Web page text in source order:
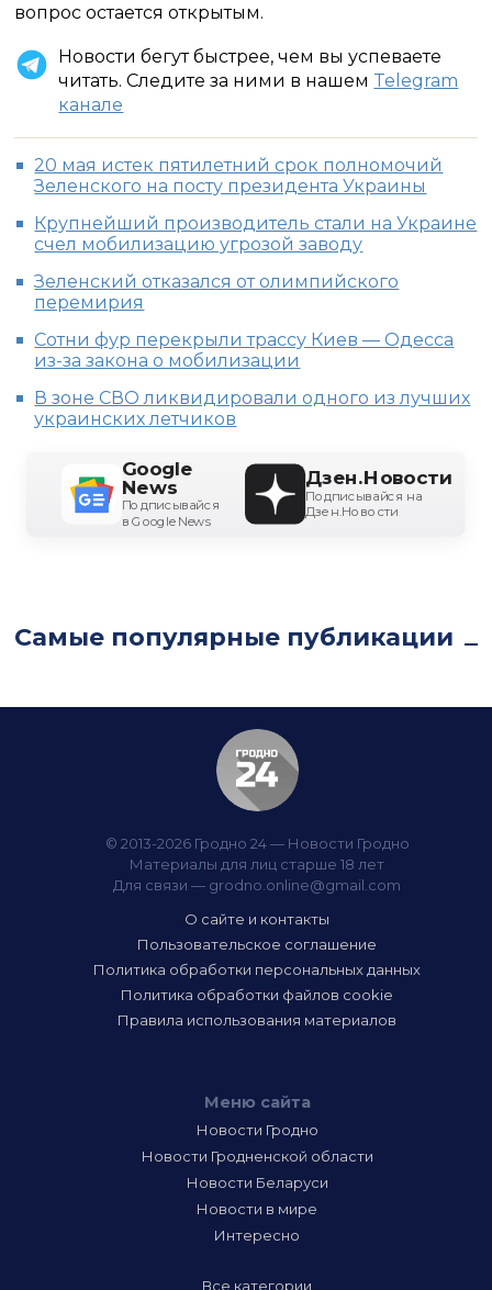
вопрос остается открытым.
Новости бегут быстрее, чем вы успеваете
читать. Следите за ними в нашем Telegram
канале
20 мая истек пятилетний срок полномочий
Зеленского на посту президента Украины
Крупнейший производитель стали на Украине
счел мобилизацию угрозой заводу
Зеленский отказался от олимпийского
перемирия
Сотни фур перекрыли трассу Киев — Одесса
из-за закона о мобилизации
В зоне СВО ликвидировали одного из лучших
украинских летчиков
Google
News
Подписывайся
в Google News
Дзен.Новости
Подписывайся на
Дзен.Новости
Самые популярные публикации
© 2013-2026 Гродно 24 — Новости Гродно
Материалы для лиц старше 18 лет
Для связи — grodno.online@gmail.com
О сайте и контакты
Пользовательское соглашение
Политика обработки персональных данных
Политика обработки файлов cookie
Правила использования материалов
Меню сайта
Новости Гродно
Новости Гродненской области
Новости Беларуси
Новости в мире
Интересно
Все категории